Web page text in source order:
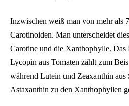
Inzwischen weiß man von mehr als
Carotinoiden. Man unterscheidet
Carotine und die Xanthophylle. Das
Lycopin aus Tomaten zählt zum
während Lutein und Zeaxanthin aus
Astaxanthin zu den Xanthophyllen